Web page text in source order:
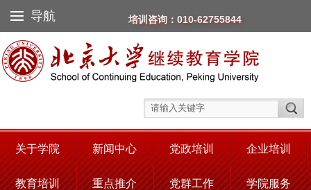
导航 培训咨询：010-62755844
关于学院 新闻中心 党政培训 企业培训
教育培训 重点推介 党群工作 学院服务